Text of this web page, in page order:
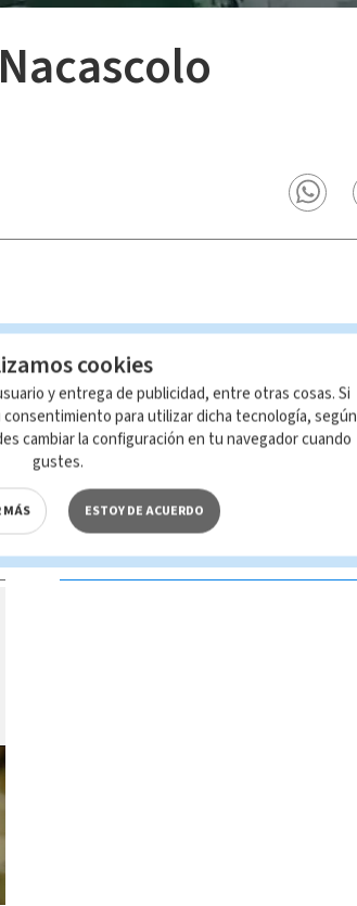
de TELEDIARIO; su reproducción no
cookies
y entrega de publicidad, entre otras cosas. Si
para utilizar dicha tecnología, según
cambiar la configuración en tu navegador cuando
gustes.
MÁS ESTOY DE ACUERDO